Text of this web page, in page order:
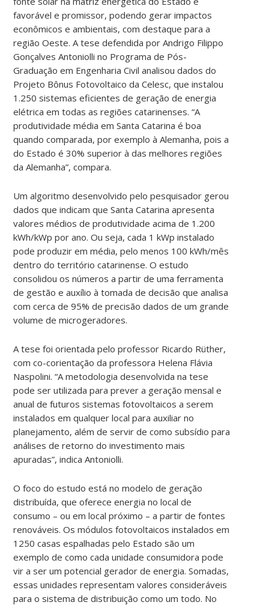
favorável e promissor, podendo gerar impactos
econômicos e ambientais, com destaque para a
região Oeste. A tese defendida por Andrigo Filippo
Gonçalves Antoniolli no Programa de Pós-
Graduação em Engenharia Civil analisou dados do
Projeto Bônus Fotovoltaico da Celesc, que instalou
1.250 sistemas eficientes de geração de energia
elétrica em todas as regiões catarinenses. “A
produtividade média em Santa Catarina é boa
quando comparada, por exemplo à Alemanha, pois a
do Estado é 30% superior à das melhores regiões
da Alemanha”, compara.
Um algoritmo desenvolvido pelo pesquisador gerou
dados que indicam que Santa Catarina apresenta
valores médios de produtividade acima de 1.200
kWh/kWp por ano. Ou seja, cada 1 kWp instalado
pode produzir em média, pelo menos 100 kWh/mês
dentro do território catarinense. O estudo
consolidou os números a partir de uma ferramenta
de gestão e auxílio à tomada de decisão que analisa
com cerca de 95% de precisão dados de um grande
volume de microgeradores.
A tese foi orientada pelo professor Ricardo Rüther,
com co-corientação da professora Helena Flávia
Naspolini. “A metodologia desenvolvida na tese
pode ser utilizada para prever a geração mensal e
anual de futuros sistemas fotovoltaicos a serem
instalados em qualquer local para auxiliar no
planejamento, além de servir de como subsídio para
análises de retorno do investimento mais
apuradas”, indica Antoniolli.
O foco do estudo está no modelo de geração
distribuída, que oferece energia no local de
consumo – ou em local próximo – a partir de fontes
renováveis. Os módulos fotovoltaicos instalados em
1250 casas espalhadas pelo Estado são um
exemplo de como cada unidade consumidora pode
vir a ser um potencial gerador de energia. Somadas,
essas unidades representam valores consideráveis
para o sistema de distribuição como um todo. No